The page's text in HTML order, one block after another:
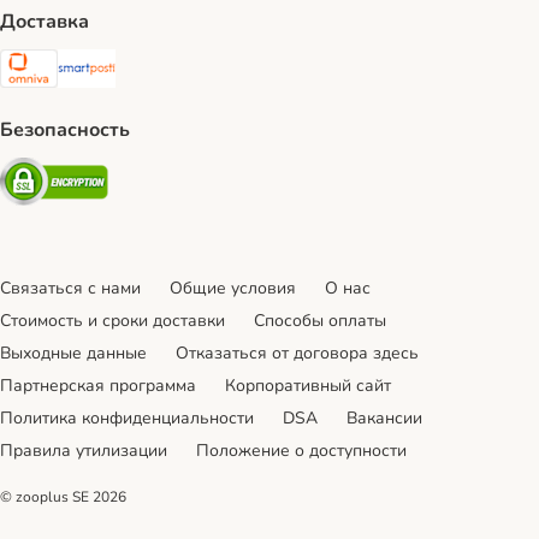
Доставка
Omniva Shipping Method
SmartPosti Shipping Method
Безопасность
Security
Связаться с нами Общие условия
О нас
Стоимость и сроки доставки
Cпособы оплаты
Выходные данные
Отказаться от договора здесь
Партнерская программа
Корпоративный сайт
Политика конфиденциальности
DSA
Вакансии
Правила утилизации
Положение о доступности
© zooplus SE 2026